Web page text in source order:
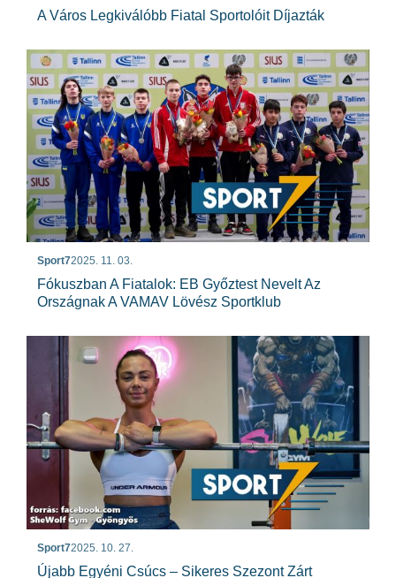
A Város Legkiválóbb Fiatal Sportolóit Díjazták
Sport72025. 11. 03.
Fókuszban A Fiatalok: EB Győztest Nevelt Az
Országnak A VAMAV Lövész Sportklub
Sport72025. 10. 27.
Újabb Egyéni Csúcs – Sikeres Szezont Zárt